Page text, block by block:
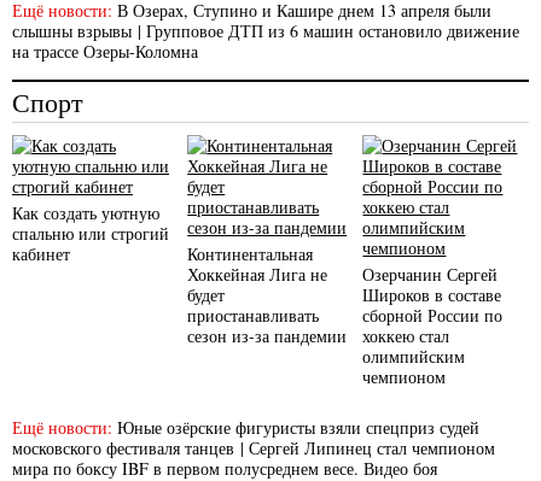
Ещё новости: В Озерах, Ступино и Кашире днем 13 апреля были
слышны взрывы | Групповое ДТП из 6 машин остановило движение
на трассе Озеры-Коломна
Спорт
Как создать уютную
спальню или строгий
кабинет
Континентальная
Хоккейная Лига не
будет
приостанавливать
сезон из-за пандемии
Озерчанин Сергей
Широков в составе
сборной России по
хоккею стал
олимпийским
чемпионом
Ещё новости: Юные озёрские фигуристы взяли спецприз судей
московского фестиваля танцев | Сергей Липинец стал чемпионом
мира по боксу IBF в первом полусреднем весе. Видео боя